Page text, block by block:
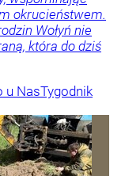
okrucieństwem.
Wołyń nie
która do dziś
u NasTygodnik